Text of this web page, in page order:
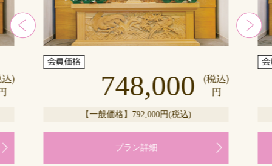
748,000
【一般価格】792,000円(税込)
プラン詳細